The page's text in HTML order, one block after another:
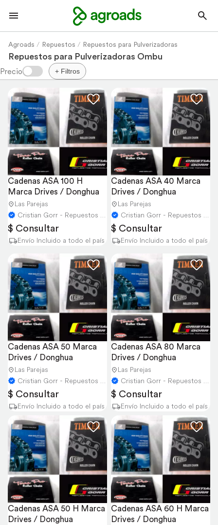
Agroads Repuestos Repuestos para Pulverizadoras
Repuestos para Pulverizadoras Ombu
+ Filtros
Cadenas ASA 100 H
Marca Drives / Donghua
Las Parejas
Cristian Gorr - Repuestos Agricolas
$ Consultar
Envío Incluido a todo el país
Cadenas ASA 40 Marca
Drives / Donghua
Las Parejas
Cristian Gorr - Repuestos Agricolas
$ Consultar
Envío Incluido a todo el país
Cadenas ASA 50 Marca
Drives / Donghua
Las Parejas
Cristian Gorr - Repuestos Agricolas
$ Consultar
Envío Incluido a todo el país
Cadenas ASA 80 Marca
Drives / Donghua
Las Parejas
Cristian Gorr - Repuestos Agricolas
$ Consultar
Envío Incluido a todo el país
Cadenas ASA 50 H Marca
Drives / Donghua
Cadenas ASA 60 H Marca
Drives / Donghua